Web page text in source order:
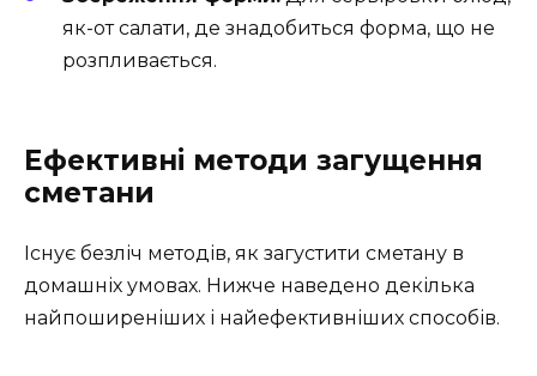
як-от салати, де знадобиться форма, що не
розпливається.
Ефективні методи загущення
сметани
Існує безліч методів, як загустити сметану в
домашніх умовах. Нижче наведено декілька
найпоширеніших і найефективніших способів.